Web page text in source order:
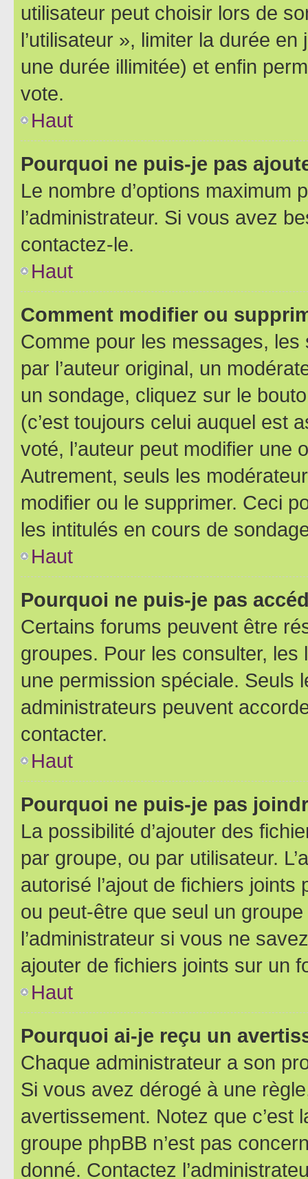
utilisateur peut choisir lors de
l’utilisateur », limiter la durée
une durée illimitée) et enfin
vote.
Haut
Pourquoi ne puis-je pas
Le nombre d’options maximum
l’administrateur. Si vous avez
contactez-le.
Haut
Comment modifier ou
Comme pour les messages,
par l’auteur original, un
un sondage, cliquez sur le
(c’est toujours celui auquel est
voté, l’auteur peut modifier une
Autrement, seuls les
modifier ou le supprimer. Ceci
les intitulés en cours de
Haut
Pourquoi ne puis-je pas
Certains forums peuvent être
groupes. Pour les consulter,
une permission spéciale. Seuls
administrateurs peuvent
contacter.
Haut
Pourquoi ne puis-je pas
La possibilité d’ajouter des
par groupe, ou par utilisateur.
autorisé l’ajout de fichiers
ou peut-être que seul un
l’administrateur si vous ne
ajouter de fichiers joints sur un
Haut
Pourquoi ai-je reçu un
Chaque administrateur a son
Si vous avez dérogé à une
avertissement. Notez que c’est
groupe phpBB n’est pas
donné. Contactez